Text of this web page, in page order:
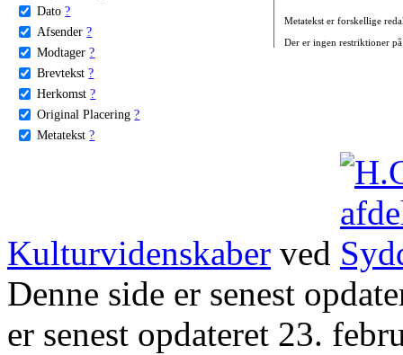
Dato ?
Afsender ?
Modtager ?
Brevtekst ?
Herkomst ?
Original Placering ?
Metatekst ?
Metatekst er forskellige
Der er ingen restriktioner
Kulturvidenskaber ved
Denne side er senest
er senest opdateret 23.